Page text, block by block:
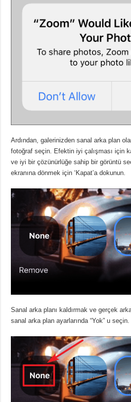
Ardından, galerinizden sanal arka plan
fotoğraf seçin. Efektin iyi çalışması için
ve iyi bir çözünürlüğe sahip bir görüntü
ekranına dönmek için ‘Kapat’a dokunun.
Sanal arka planı kaldırmak ve gerçek
sanal arka plan ayarlarında “Yok” u seçin.